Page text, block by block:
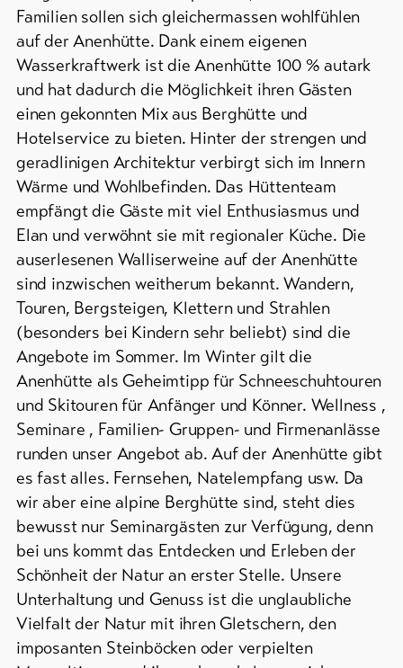
Skipasses
Bike-
Tickets
Voucher
Souvenirs
Familien sollen sich gleichermassen wohlfühlen
auf der Anenhütte. Dank einem eigenen
Wasserkraftwerk ist die Anenhütte 100 % autark
und hat dadurch die Möglichkeit ihren Gästen
einen gekonnten Mix aus Berghütte und
Hotelservice zu bieten. Hinter der strengen und
geradlinigen Architektur verbirgt sich im Innern
Wärme und Wohlbefinden. Das Hüttenteam
empfängt die Gäste mit viel Enthusiasmus und
Elan und verwöhnt sie mit regionaler Küche. Die
auserlesenen Walliserweine auf der Anenhütte
sind inzwischen weitherum bekannt. Wandern,
Touren, Bergsteigen, Klettern und Strahlen
(besonders bei Kindern sehr beliebt) sind die
Angebote im Sommer. Im Winter gilt die
Anenhütte als Geheimtipp für Schneeschuhtouren
und Skitouren für Anfänger und Könner. Wellness ,
Seminare , Familien- Gruppen- und Firmenanlässe
runden unser Angebot ab. Auf der Anenhütte gibt
es fast alles. Fernsehen, Natelempfang usw. Da
wir aber eine alpine Berghütte sind, steht dies
bewusst nur Seminargästen zur Verfügung, denn
bei uns kommt das Entdecken und Erleben der
Schönheit der Natur an erster Stelle. Unsere
Unterhaltung und Genuss ist die unglaubliche
Vielfalt der Natur mit ihren Gletschern, den
imposanten Steinböcken oder verpielten